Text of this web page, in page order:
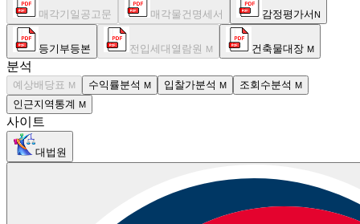
매각기일공고문 매각물건명세서 감정평가서 N
등기부등본 전입세대열람원 M 건축물대장 M
분석
예상배당표 M 수익률분석 M 입찰가분석 M 조회수분석 M
인근지역통계 M
사이트
대법원